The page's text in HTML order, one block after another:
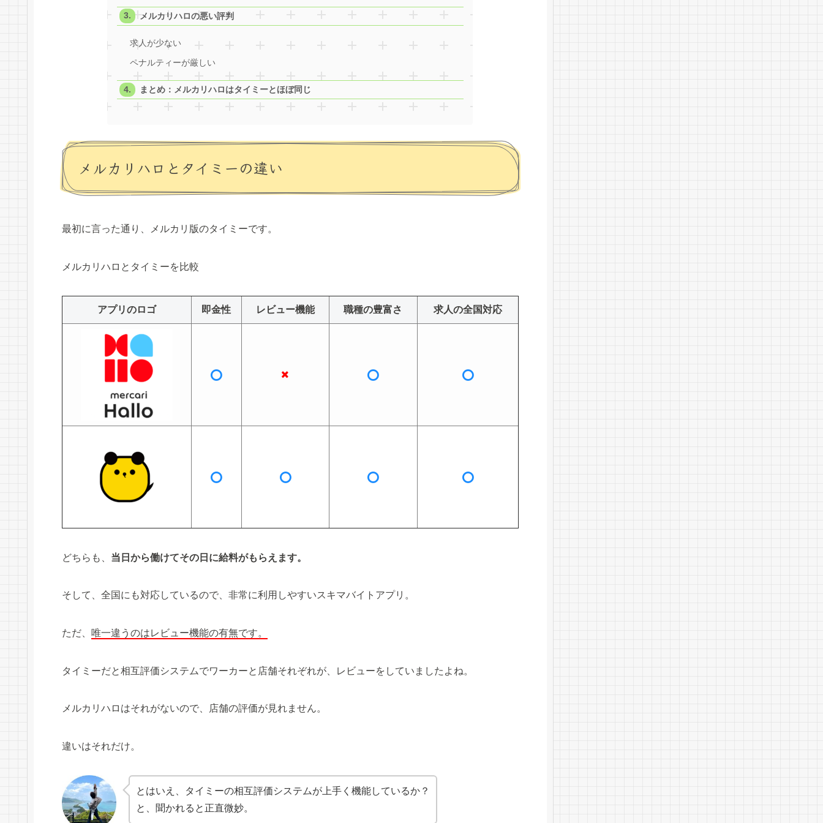
メルカリハロの悪い評判
求人が少ない
ペナルティーが厳しい
まとめ：メルカリハロはタイミーとほぼ同じ
メルカリハロとタイミーの違い
最初に言った通り、メルカリ版のタイミーです。
メルカリハロとタイミーを比較
アプリのロゴ 即金性 レビュー機能 職種の豊富さ 求人の全国対応
どちらも、 当日から働けてその日に給料がもらえます。
そして、全国にも対応しているので、非常に利用しやすいスキマバイトアプリ。
ただ、 唯一違うのはレビュー機能の有無です。
タイミーだと相互評価システムでワーカーと店舗それぞれが、レビューをしていましたよね。
メルカリハロはそれがないので、店舗の評価が見れません。
違いはそれだけ。
とはいえ、タイミーの相互評価システムが上手く機能しているか？
と、聞かれると正直微妙。